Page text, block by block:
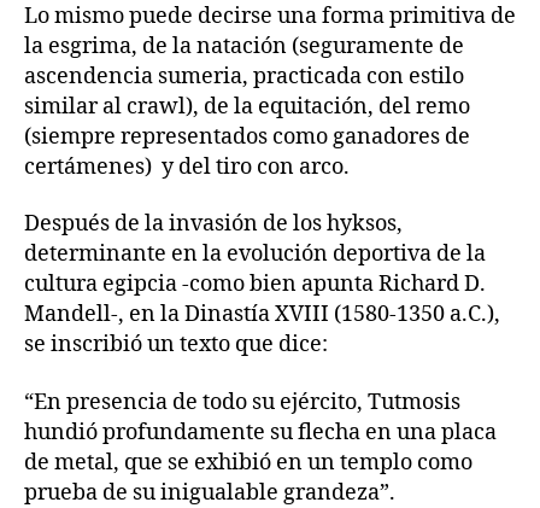
Lo mismo puede decirse una forma primitiva de
la esgrima, de la natación (seguramente de
ascendencia sumeria, practicada con estilo
similar al crawl), de la equitación, del remo
(siempre representados como ganadores de
certámenes) y del tiro con arco.
Después de la invasión de los hyksos,
determinante en la evolución deportiva de la
cultura egipcia -como bien apunta Richard D.
Mandell-, en la Dinastía XVIII (1580-1350 a.C.),
se inscribió un texto que dice:
“En presencia de todo su ejército, Tutmosis
hundió profundamente su flecha en una placa
de metal, que se exhibió en un templo como
prueba de su inigualable grandeza”.